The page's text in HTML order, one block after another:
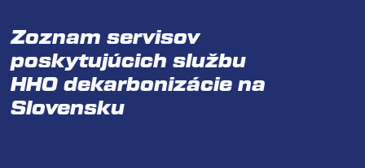
Zoznam servisov
poskytujúcich službu
HHO dekarbonizácie na
Slovensku